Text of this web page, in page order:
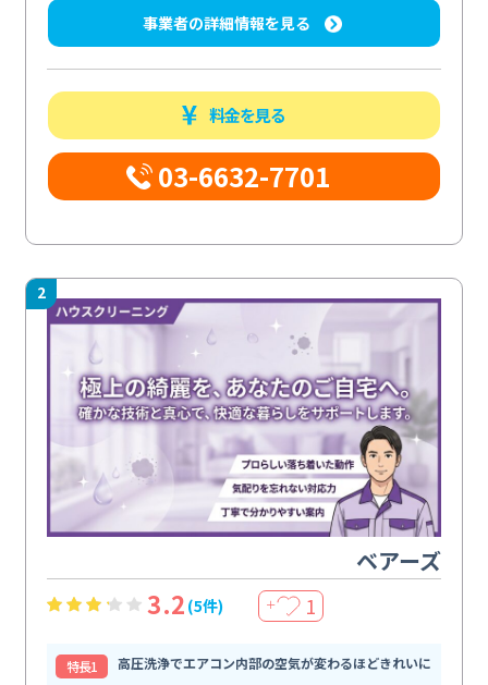
事業者の詳細情報を見る
料金を見る
03-6632-7701
2
ベアーズ
3.2 (5件) ＋ 1
特⻑1
高圧洗浄でエアコン内部の空気が変わるほどきれいに